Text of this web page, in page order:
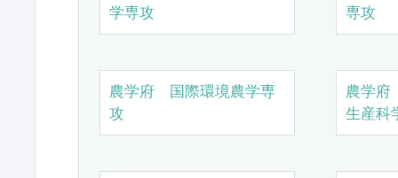
学専攻
専攻
農学府 国際環境農学専
攻
農学
生産科